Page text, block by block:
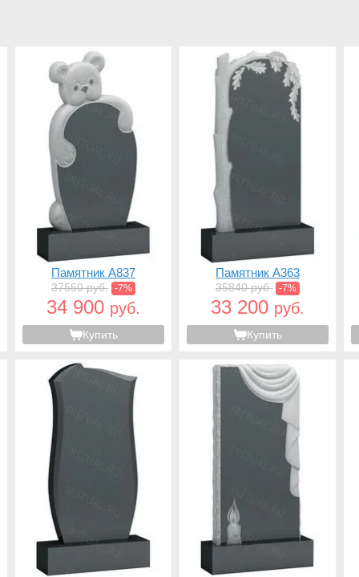
Памятник A837
37550 руб. -7%
34 900 руб.
Купить
Памятник A363
35840 руб. -7%
33 200 руб.
Купить